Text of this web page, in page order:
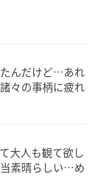
んだけど…あれ
々の事柄に疲れ
大人も観て欲し
素晴らしい…め